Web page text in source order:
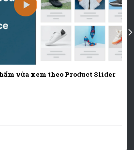
vừa xem theo Product Slider